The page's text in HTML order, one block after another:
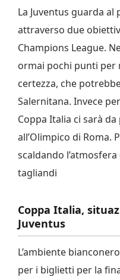
La Juventus guarda
attraverso due
Champions League.
ormai pochi punti per
certezza, che
Salernitana. Invece
Coppa Italia ci sarà
all’Olimpico di Roma.
scaldando
tagliandi
Coppa Italia,
Juventus
L’ambiente
per i biglietti per la